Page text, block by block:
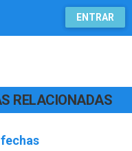
ENTRAR
RELACIONADAS